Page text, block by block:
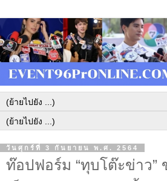
วันศุกร์ที่ 3 กันยายน พ.ศ. 2564
ท๊อปฟอร์ม “ทุบโต๊ะข่าว”